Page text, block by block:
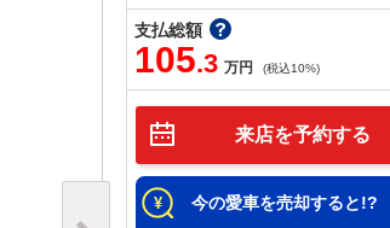
支払総額
105.3 万円 (税込10%)
来店を予約する
今の愛車を売却すると!?